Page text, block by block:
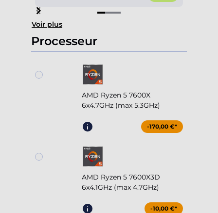
Item
1
of
3
Voir plus
Processeur
AMD Ryzen 5 7600X
6x4.7GHz (max 5.3GHz)
-170,00 €*
AMD Ryzen 5 7600X3D
6x4.1GHz (max 4.7GHz)
-10,00 €*